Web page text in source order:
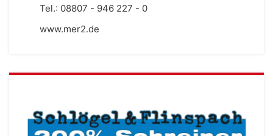
Tel.: 08807 - 946 227 - 0
www.mer2.de